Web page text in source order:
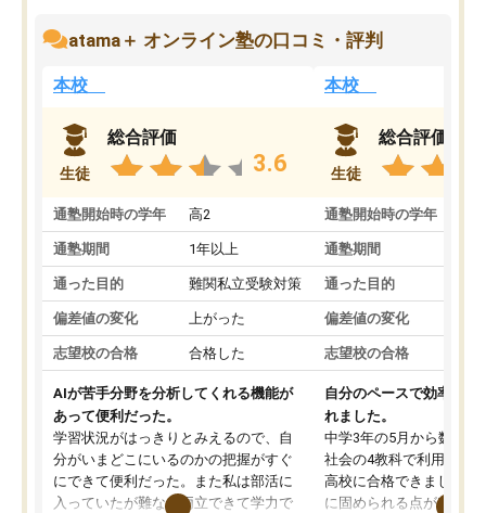
atama＋ オンライン塾の口コミ・評判
本校
生徒
総合評価
3.6
通塾開始時の学年 高2
通塾期間 1年以上
通った目的 難関私立受験対策
偏差値の変化 上がった
志望校の合格 合格した
AIが苦手分野を分析してくれる機能が
あって便利だった。
学習状況がはっきりとみえるので、自
分がいまどこにいるのかの把握がすぐ
にできて便利だった。また私は部活に
入っていたが難なく両立できて学力で
本校
生徒
総合評価
通塾開始時の学年
通塾期間
通った目的
偏差値の変化
志望校の合格
自分のペースで効率よく
れました。
中学3年の5月から数学・
社会の4教科で利用し、
高校に合格できました。
に固められる点が魅力で